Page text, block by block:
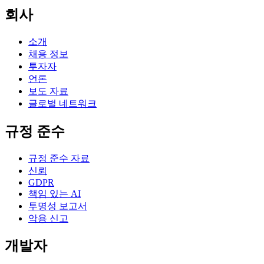
회사
소개
채용 정보
투자자
언론
보도 자료
글로벌 네트워크
규정 준수
규정 준수 자료
신뢰
GDPR
책임 있는 AI
투명성 보고서
악용 신고
개발자